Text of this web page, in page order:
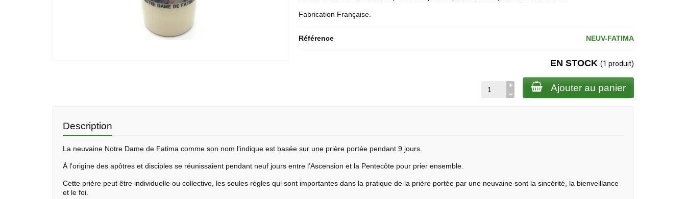
Fabrication Française.
Référence NEUV-FATIMA
EN STOCK (1 produit)
Ajouter au panier
Description
La neuvaine Notre Dame de Fatima comme son nom l'indique est basée sur une prière portée pendant 9 jours.
À l'origine des apôtres et disciples se réunissaient pendant neuf jours entre l’Ascension et la Pentecôte pour prier ensemble.
Cette prière peut être individuelle ou collective, les seules règles qui sont importantes dans la pratique de la prière portée par une neuvaine sont la sincérité, la bienveillance
et le foi.